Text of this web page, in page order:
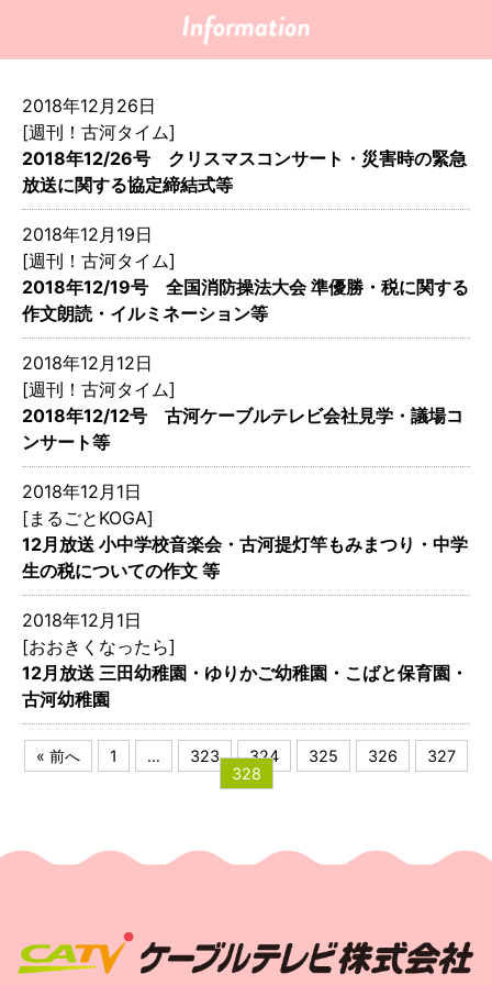
2018年12月26日
[週刊！古河タイム]
2018年12/26号 クリスマスコンサート・災害時の緊急
放送に関する協定締結式等
2018年12月19日
[週刊！古河タイム]
2018年12/19号 全国消防操法大会 準優勝・税に関する
作文朗読・イルミネーション等
2018年12月12日
[週刊！古河タイム]
2018年12/12号 古河ケーブルテレビ会社見学・議場コ
ンサート等
2018年12月1日
[まるごとKOGA]
12月放送 小中学校音楽会・古河提灯竿もみまつり・中学
生の税についての作文 等
2018年12月1日
[おおきくなったら]
12月放送 三田幼稚園・ゆりかご幼稚園・こばと保育園・
古河幼稚園
« 前へ 1 … 323 324 325 326
327
328